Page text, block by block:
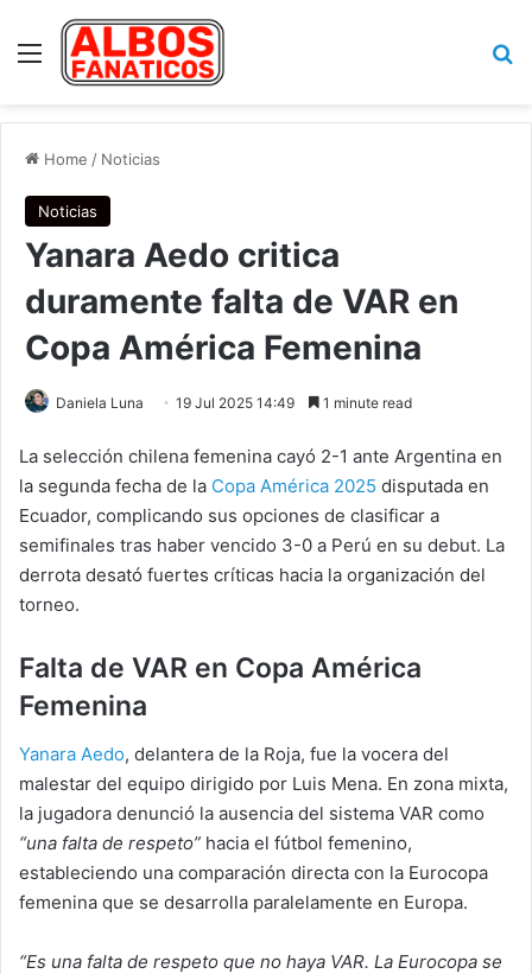
Menu
Home / Noticias
Noticias
Yanara Aedo critica
duramente falta de VAR en
Copa América Femenina
Daniela Luna 19 Jul 2025 14:49 1 minute read
La selección chilena femenina cayó 2-1 ante Argentina en
la segunda fecha de la Copa América 2025 disputada en
Ecuador, complicando sus opciones de clasificar a
semifinales tras haber vencido 3-0 a Perú en su debut. La
derrota desató fuertes críticas hacia la organización del
torneo.
Falta de VAR en Copa América
Femenina
Yanara Aedo, delantera de la Roja, fue la vocera del
malestar del equipo dirigido por Luis Mena. En zona mixta,
la jugadora denunció la ausencia del sistema VAR como
“una falta de respeto” hacia el fútbol femenino,
estableciendo una comparación directa con la Eurocopa
femenina que se desarrolla paralelamente en Europa.
“Es una falta de respeto que no haya VAR. La Eurocopa se